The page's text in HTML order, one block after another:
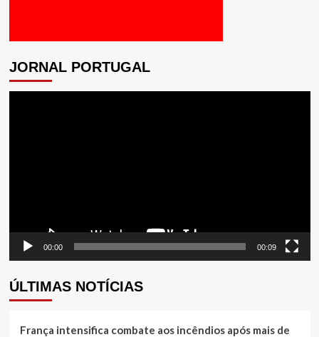
JORNAL PORTUGAL
00:00 00:09
ÚLTIMAS NOTÍCIAS
França intensifica combate aos incêndios após mais de